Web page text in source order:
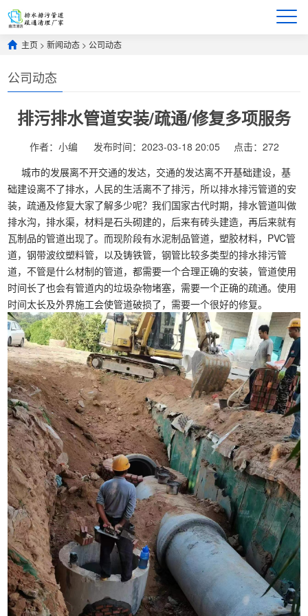
主页 >新闻动态 >公司动态
公司动态
排污排水管道安装/疏通/修复多项服务
作者：小编 发布时间：2023-03-18 20:05 点击： 272
城市的发展离不开交通的发达，交通的发达离不开基础建设，基
础建设离不了排水，人民的生活离不了排污，所以排水排污管道的安
装，疏通及修复大家了解多少呢？我们国家古代时期，排水管道叫做
排水沟，排水渠，材料是石头砌建的，后来有砖头建造，再后来就有
瓦制品的管道出现了。而现阶段有水泥制品管道，塑胶材料，PVC管
道，钢带波纹塑料管，以及铸铁管，钢管比较多类型的排水排污管
道，不管是什么材制的管道，都需要一个合理正确的安装，管道使用
时间长了也会有管道内的垃圾杂物堵塞，需要一个正确的疏通。使用
时间太长及外界施工会使管道破损了，需要一个很好的修复。